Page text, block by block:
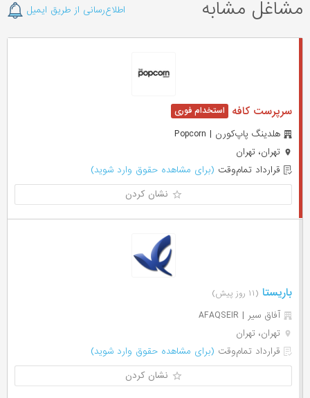
مشاغل مشابه اطلاع‌رسانی از طریق ایمیل
سرپرست کافه
هلدینگ پاپ‌کورن | Popcorn
تهران، تهران
قرارداد تمام‌وقت (برای مشاهده حقوق وارد شوید)
نشان کردن
باریستا (۱۱ روز پیش)
آفاق سیر | AFAQSEIR
تهران، تهران
قرارداد تمام‌وقت (برای مشاهده حقوق وارد شوید)
نشان کردن